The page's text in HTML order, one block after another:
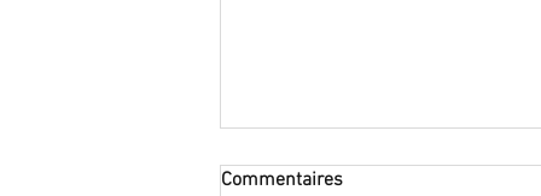
Interruption médicale de
Commentaires